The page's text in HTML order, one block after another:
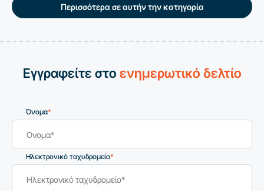
Περισσότερα σε αυτήν την κατηγορία
Εγγραφείτε στο ενημερωτικό δελτίο
Όνομα*
Ηλεκτρονικό ταχυδρομείο*